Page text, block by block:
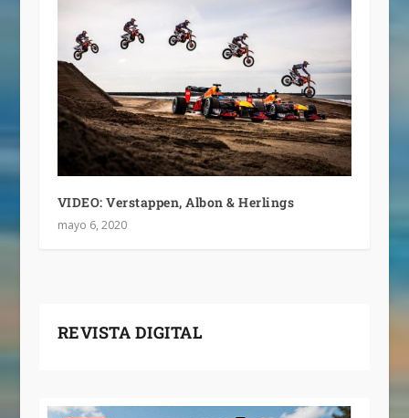
VIDEO: Verstappen, Albon & Herlings
mayo 6, 2020
REVISTA DIGITAL